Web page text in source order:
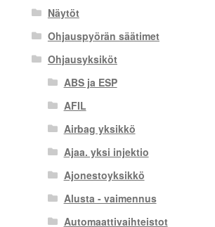
Näytöt
Ohjauspyörän säätimet
Ohjausyksiköt
ABS ja ESP
AFIL
Airbag yksikkö
Ajaa. yksi injektio
Ajonestoyksikkö
Alusta - vaimennus
Automaattivaihteistot